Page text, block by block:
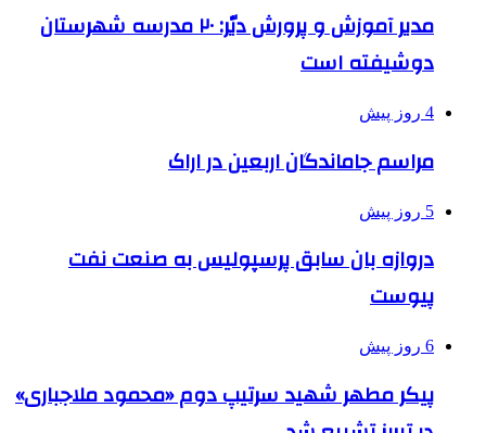
مدیر آموزش و پرورش دیّر: ۲۰ مدرسه شهرستان
دوشیفته است
4 روز پیش
مراسم جاماندگان اربعین در اراک
5 روز پیش
دروازه بان سابق پرسپولیس به صنعت نفت
پیوست
6 روز پیش
پیکر مطهر شهید سرتیپ دوم «محمود ملاجباری»